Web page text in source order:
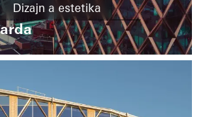
Dizajn a estetika
architektúra
Fasády